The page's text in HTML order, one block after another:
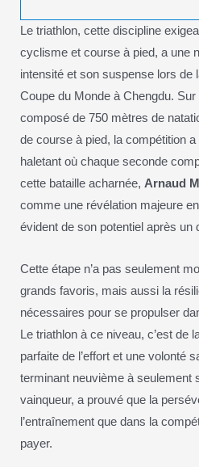
Le triathlon, cette discipline
cyclisme et course à pied, a une
intensité et son suspense lors de
Coupe du Monde à Chengdu.
composé de 750 mètres de
de course à pied, la compétition
haletant où chaque seconde
cette bataille acharnée, Arnaud
comme une révélation majeure
évident de son potentiel après un
Cette étape n’a pas seulement
grands favoris, mais aussi la
nécessaires pour se propulser
Le triathlon à ce niveau, c’est de
parfaite de l’effort et une volonté
terminant neuvième à seulement
vainqueur, a prouvé que la
l’entraînement que dans la
payer.